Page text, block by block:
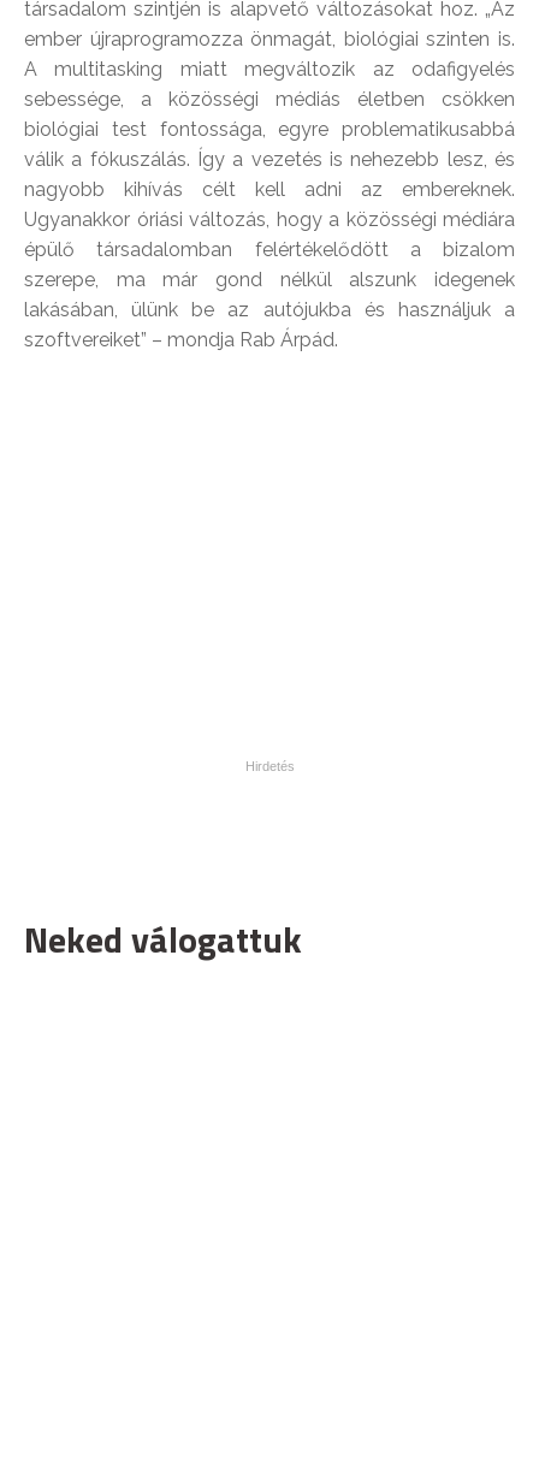
társadalom szintjén is alapvető változásokat hoz. „Az
ember újraprogramozza önmagát, biológiai szinten is.
A multitasking miatt megváltozik az odafigyelés
sebessége, a közösségi médiás életben csökken
biológiai test fontossága, egyre problematikusabbá
válik a fókuszálás. Így a vezetés is nehezebb lesz, és
nagyobb kihívás célt kell adni az embereknek.
Ugyanakkor óriási változás, hogy a közösségi médiára
épülő társadalomban felértékelődött a bizalom
szerepe, ma már gond nélkül alszunk idegenek
lakásában, ülünk be az autójukba és használjuk a
szoftvereiket” – mondja Rab Árpád.
Neked válogattuk